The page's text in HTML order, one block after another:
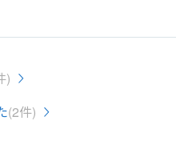
)
(2件)